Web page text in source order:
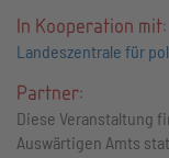
In Kooperation mit:
Landeszentrale für
Partner:
Diese Veranstaltung
Auswärtigen Amts